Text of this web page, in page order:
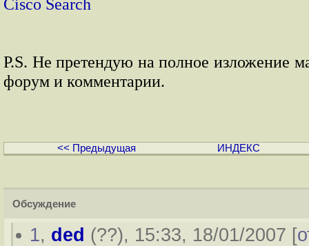
Cisco Search
P.S. Не претендую на полное изложение
форум и комментарии.
<< Предыдущая ИНДЕКС
Обсуждение
1, ded (??), 15:33, 18/01/2007 [